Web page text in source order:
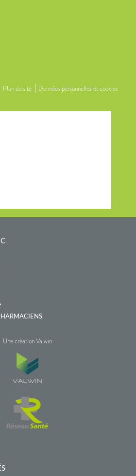
Plan du site Données personnelles et cookies
Une création Valwin